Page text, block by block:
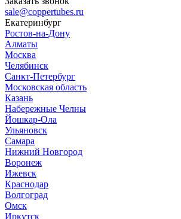
sale@coppertubes.ru
Екатеринбург
Ростов-на-Дону
Алматы
Москва
Челябинск
Санкт-Петербург
Московская область
Казань
Набережные Челны
Йошкар-Ола
Ульяновск
Самара
Нижний Новгород
Воронеж
Ижевск
Краснодар
Волгоград
Омск
Иркутск